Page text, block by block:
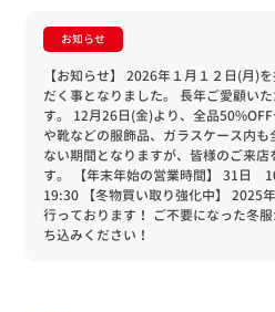
お知らせ
【お知らせ】
2026年１月１２日(月)
だく事となりました。
長年ご愛顧い
す。
12月26日(金)より、全品50%OFF
や靴などの服飾品、ガラスケース内も
ない期間となりますが、皆様のご来
す。
【年末年始の営業時間】 31日
19:30
【冬物買い取り強化中】
2025
行っております！ ご不要になった冬
ち込みください！